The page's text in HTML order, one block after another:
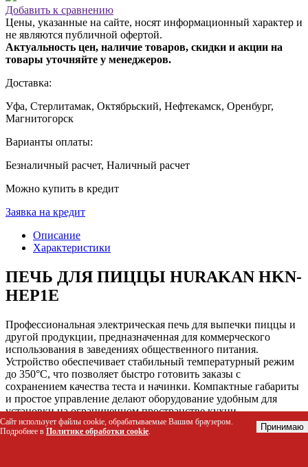
Добавить к сравнению
Цены, указанные на сайте, носят информационный характер и
не являются публичной офертой.
Актуальность цен, наличие товаров, скидки и акции на
товары уточняйте у менеджеров.
Доставка:
Уфа, Стерлитамак, Октябрьский, Нефтекамск, Оренбург,
Магнитогорск
Варианты оплаты:
Безналичный расчет, Наличный расчет
Можно купить в кредит
Заявка на кредит
Описание
Характеристики
ПЕЧЬ ДЛЯ ПИЦЦЫ HURAKAN HKN-
HEP1E
Профессиональная электрическая печь для выпечки пиццы и
другой продукции, предназначенная для коммерческого
использования в заведениях общественного питания.
Устройство обеспечивает стабильный температурный режим
до 350°C, что позволяет быстро готовить заказы с
сохранением качества теста и начинки. Компактные габариты
и простое управление делают оборудование удобным для
установки на ограниченном пространстве кухни.
Кому подойдет этот товар
Сайт использует файлы cookie, обрабатываемые Вашим браузером.
Подробнее в Политике обработки cookie. Принимаю